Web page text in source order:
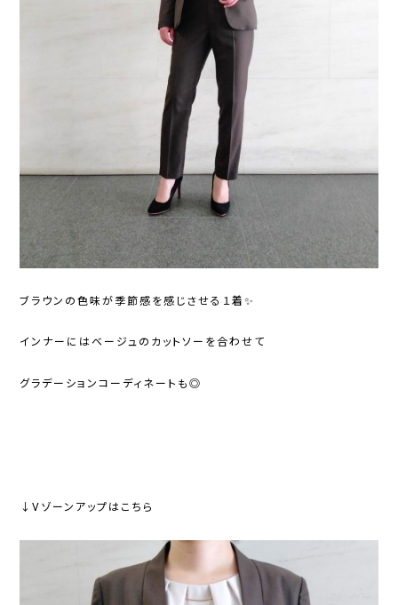
ブラウンの色味が季節感を感じさせる１着✨
インナーにはベージュのカットソーを合わせて
グラデーションコーディネートも◎
↓Vゾーンアップはこちら